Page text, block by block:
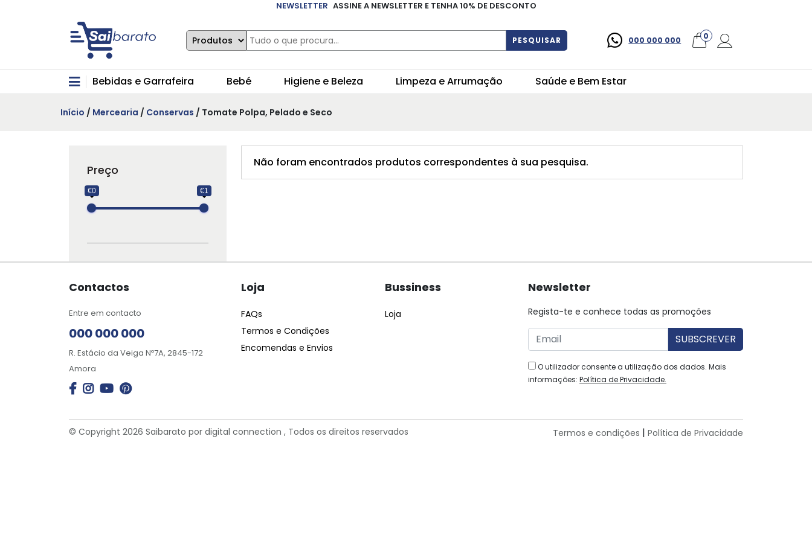
NEWSLETTER ASSINE A NEWSLETTER E TENHA 10% DE DESCONTO
PESQUISAR 000 000 000 0
Bebidas e Garrafeira Bebé Higiene e Beleza Limpeza e Arrumação Saúde e Bem Estar
Início / Mercearia / Conservas / Tomate Polpa, Pelado e Seco
Preço
€0 €1
Não foram encontrados produtos correspondentes à sua pesquisa.
Contactos
Entre em contacto
000 000 000
R. Estácio da Veiga Nº7A, 2845-172
Amora
Loja
FAQs
Termos e Condições
Encomendas e Envios
Bussiness
Loja
Newsletter
Regista-te e conhece todas as promoções
O utilizador consente a utilização dos dados. Mais
informações: Política de Privacidade.
© Copyright 2026 Saibarato por digital connection , Todos os direitos reservados Termos e condições | Política de Privacidade